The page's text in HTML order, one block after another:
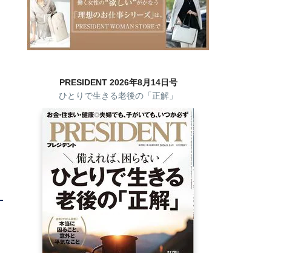
PRESIDENT 2026年8月14日号
ひとりで生きる老後の「正解」